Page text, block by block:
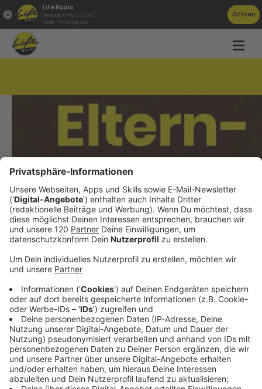
Life Radio
Life Radio GmbH & Co.KG
Gratis - in Google Play
Öffnen